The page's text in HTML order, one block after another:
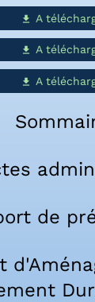
get_app A
get_app A
get_app A
de